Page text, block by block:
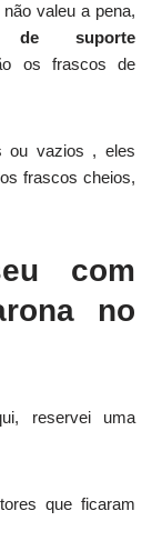
valeu a pena,
de suporte
os frascos de
ou vazios , eles
frascos cheios,
com
no
reservei uma
que ficaram